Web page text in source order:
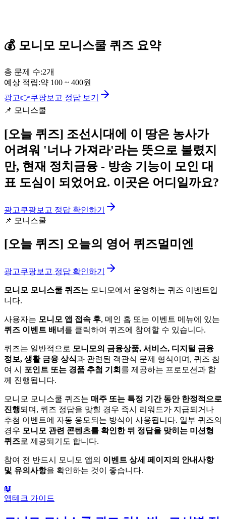
💰 모니모 모니스쿨 퀴즈 요약
총 문제 수:2개
예상 적립:약 100 ~ 400원
광고👉쿠팡보고 정답 보기
📌 모니스쿨
[오늘 퀴즈] 조선시대에 이 땅은 농사가
어려워 '너나 가져라'라는 뜻으로 불렸지
만, 현재 정치금융 - 방송 기능이 모인 대
표 도심이 되었어요. 이곳은 어디일까요?
광고쿠팡보고 정답 확인하기
📌 모니스쿨
[오늘 퀴즈] 오늘의 영어 퀴즈멀미엔
광고쿠팡보고 정답 확인하기
모니모 모니스쿨 퀴즈는 모니모에서 운영하는 퀴즈 이벤트입
니다.
사용자는 모니모 앱 접속 후, 메인 홈 또는 이벤트 메뉴에 있는
퀴즈 이벤트 배너 를 클릭하여 퀴즈에 참여할 수 있습니다.
퀴즈는 일반적으로 모니모의 금융상품, 서비스, 디지털 금융
정보, 생활 금융 상식과 관련된 객관식 문제 형식이며, 퀴즈 참
여 시
포인트 또는 경품 추첨 기회 를 제공하는 프로모션과 함
께 진행됩니다.
모니모 모니스쿨 퀴즈는 매주 또는 특정 기간 동안 한정적으로
진행되며, 퀴즈 정답을 맞힐 경우 즉시 리워드가 지급되거나
추첨 이벤트에 자동 응모되는 방식이 사용됩니다. 일부 퀴즈의
경우 모니모 관련 콘텐츠를 확인한 뒤 정답을 맞히는 미션형
퀴즈로 제공되기도 합니다.
참여 전 반드시 모니모 앱의 이벤트 상세 페이지의 안내사항
및 유의사항을 확인하는 것이 좋습니다.
📖
앱테크 가이드